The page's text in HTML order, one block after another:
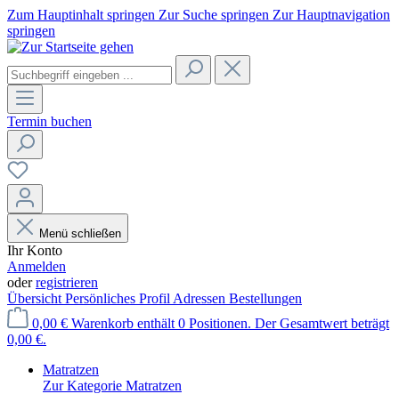
Zum Hauptinhalt springen Zur Suche springen Zur Hauptnavigation
springen
Termin buchen
Menü schließen
Ihr Konto
Anmelden
oderregistrieren
Übersicht Persönliches Profil Adressen Bestellungen
0,00 € Warenkorb enthält 0 Positionen. Der Gesamtwert beträgt
0,00 €.
Matratzen
Zur Kategorie Matratzen